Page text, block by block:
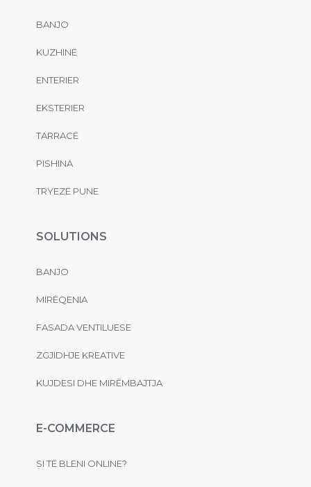
BANJO
KUZHINË
ENTERIER
EKSTERIER
TARRACË
PISHINA
TRYEZË PUNE
SOLUTIONS
BANJO
MIRËQENIA
FASADA VENTILUESE
ZGJIDHJE KREATIVE
KUJDESI DHE MIRËMBAJTJA
E-COMMERCE
SI TË BLENI ONLINE?